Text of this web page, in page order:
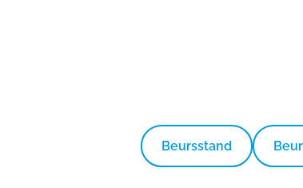
Beursstand